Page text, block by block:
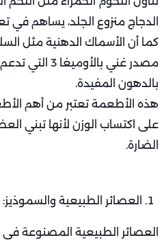
الدجاج منزوع الجلد، يساهم في
كما أن الأسماك الدهنية مثل
مصدر غني
بالدهون المفيدة.
هذه الأطعمة تعتبر من أهم
على اكتساب الوزن لأنها تبني
الضارة.
العصائر الطبيعية والسموذيز:
العصائر الطبيعية المصنوعة في